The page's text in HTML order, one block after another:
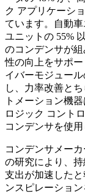
ク アプリケーシ
ています。自動
ユニットの 55%
のコンデンサが
性の向上をサポ
イバーモジュー
し、力率改善と
トメーション機
ロジック コント
コンデンサを使用
コンデンサメー
の研究により、
支出が加速したと
ンスピレーショ